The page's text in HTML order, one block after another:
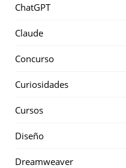
ChatGPT
Claude
Concurso
Curiosidades
Cursos
Diseño
Dreamweaver